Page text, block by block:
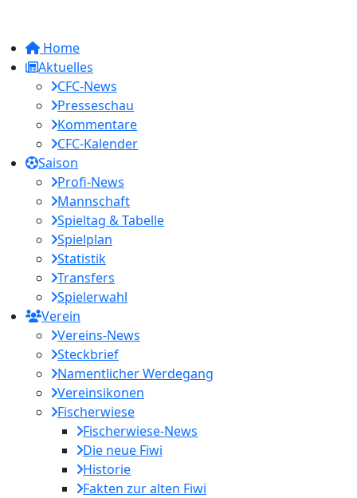
Home
Aktuelles
CFC-News
Presseschau
Kommentare
CFC-Kalender
Saison
Profi-News
Mannschaft
Spieltag & Tabelle
Spielplan
Statistik
Transfers
Spielerwahl
Verein
Vereins-News
Steckbrief
Namentlicher Werdegang
Vereinsikonen
Fischerwiese
Fischerwiese-News
Die neue Fiwi
Historie
Fakten zur alten Fiwi